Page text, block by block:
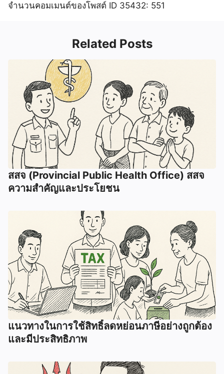
จำนวนคอมเมนต์ของโพสต์ ID 35432: 551
Related Posts
สสจ (Provincial Public Health Office) สสจ
ความสำคัญและประโยชน
แนวทางในการใช้สิทธิ์ลดหย่อนภาษีอย่างถูกต้อง
และมีประสิทธิภาพ